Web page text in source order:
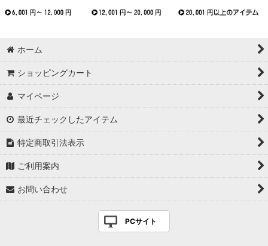
ホーム
ショッピングカート
マイページ
最近チェックしたアイテム
特定商取引法表示
ご利用案内
お問い合わせ
PCサイト